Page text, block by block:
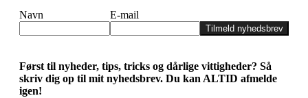
Navn E-mail
Tilmeld nyhedsbrev
Først til nyheder, tips, tricks og dårlige vittigheder? Så
skriv dig op til mit nyhedsbrev. Du kan ALTID afmelde
igen!